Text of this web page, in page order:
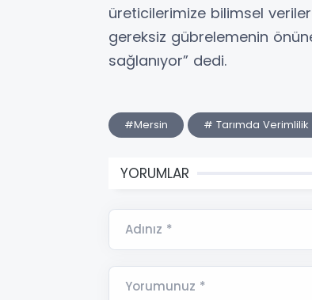
üreticilerimize bilimsel
gereksiz gübrelemenin
sağlanıyor” dedi.
#Mersin # Tarımda
YORUMLAR
Adınız *
Yorumunuz *